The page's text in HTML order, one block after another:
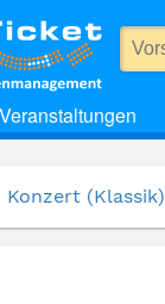
Veranstaltungen
Konzert (Klassik)